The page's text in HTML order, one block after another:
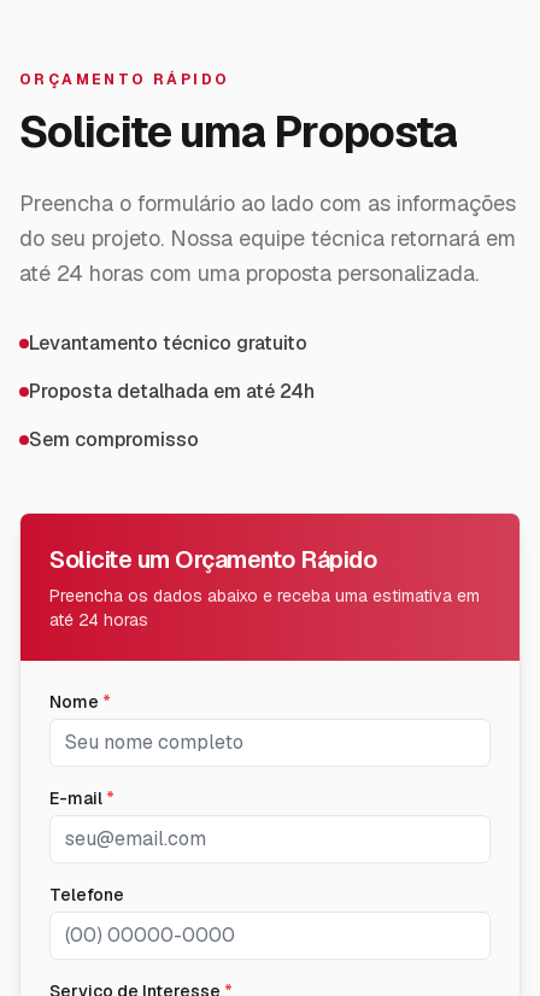
ORÇAMENTO RÁPIDO
Solicite uma Proposta
Preencha o formulário ao lado com as informações
do seu projeto. Nossa equipe técnica retornará em
até 24 horas com uma proposta personalizada.
Levantamento técnico gratuito
Proposta detalhada em até 24h
Sem compromisso
Solicite um Orçamento Rápido
Preencha os dados abaixo e receba uma estimativa em
até 24 horas
Nome *
E-mail *
Telefone
Serviço de Interesse *